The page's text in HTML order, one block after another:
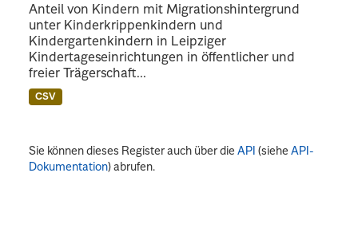
Anteil von Kindern mit Migrationshintergrund
unter Kinderkrippenkindern und
Kindergartenkindern in Leipziger
Kindertageseinrichtungen in öffentlicher und
freier Trägerschaft...
CSV
Sie können dieses Register auch über dieAPI (sieheAPI-
Dokumentation) abrufen.